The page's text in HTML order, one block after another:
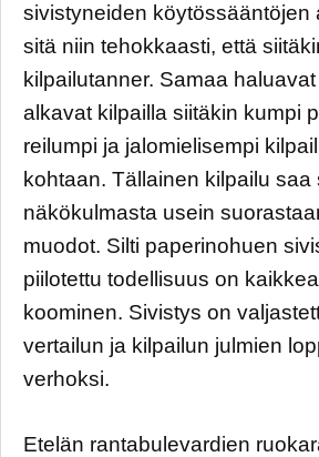
sivistyneiden köytössääntöjen
sitä niin tehokkaasti, että
kilpailutanner. Samaa
alkavat kilpailla siitäkin kumpi
reilumpi ja jalomielisempi
kohtaan. Tällainen kilpailu
näkökulmasta usein
muodot. Silti paperinohuen
piilotettu todellisuus on
koominen. Sivistys on
vertailun ja kilpailun julmien
verhoksi.
Etelän rantabulevardien